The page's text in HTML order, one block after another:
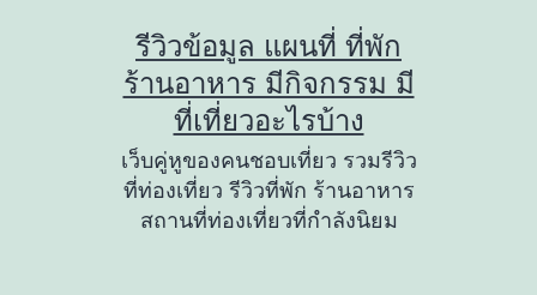
รีวิวข้อมูล แผนที่ ที่พัก
ร้านอาหาร มีกิจกรรม มี
ที่เที่ยวอะไรบ้าง
เว็บคู่หูของคนชอบเที่ยว รวมรีวิว
ที่ท่องเที่ยว รีวิวที่พัก ร้านอาหาร
สถานที่ท่องเที่ยวที่กำลังนิยม